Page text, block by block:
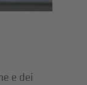
e dei